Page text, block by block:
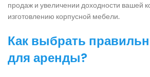
продаж и увеличении доходности вашей
изготовлению корпусной мебели.
Как выбрать
для аренды?